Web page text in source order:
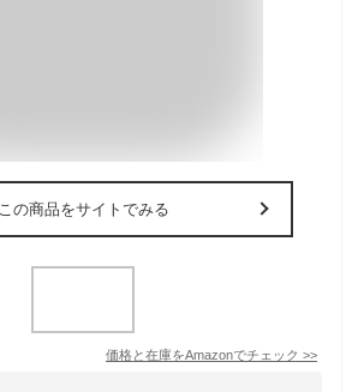
この商品をサイトでみる
価格と在庫をAmazonでチェック >>